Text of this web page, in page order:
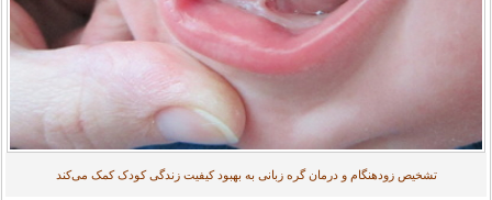
تشخیص زودهنگام و درمان گره زبانی به بهبود کیفیت زندگی کودک کمک می‌کند